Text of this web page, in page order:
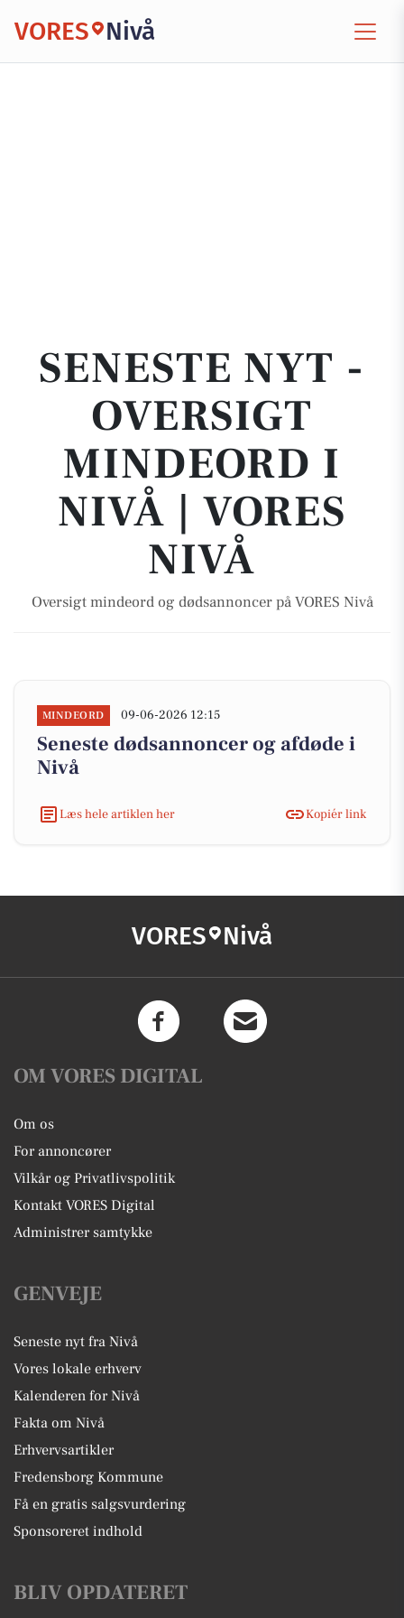
VORES Nivå
SENESTE NYT -
OVERSIGT
MINDEORD I
NIVÅ | VORES
NIVÅ
Oversigt mindeord og dødsannoncer på VORES Nivå
MINDEORD 09-06-2026 12:15
Seneste dødsannoncer og afdøde i
Nivå
Læs hele artiklen her Kopiér link
VORES Nivå
OM VORES DIGITAL
Om os
For annoncører
Vilkår og Privatlivspolitik
Kontakt VORES Digital
Administrer samtykke
GENVEJE
Seneste nyt fra Nivå
Vores lokale erhverv
Kalenderen for Nivå
Fakta om Nivå
Erhvervsartikler
Fredensborg Kommune
Få en gratis salgsvurdering
Sponsoreret indhold
BLIV OPDATERET